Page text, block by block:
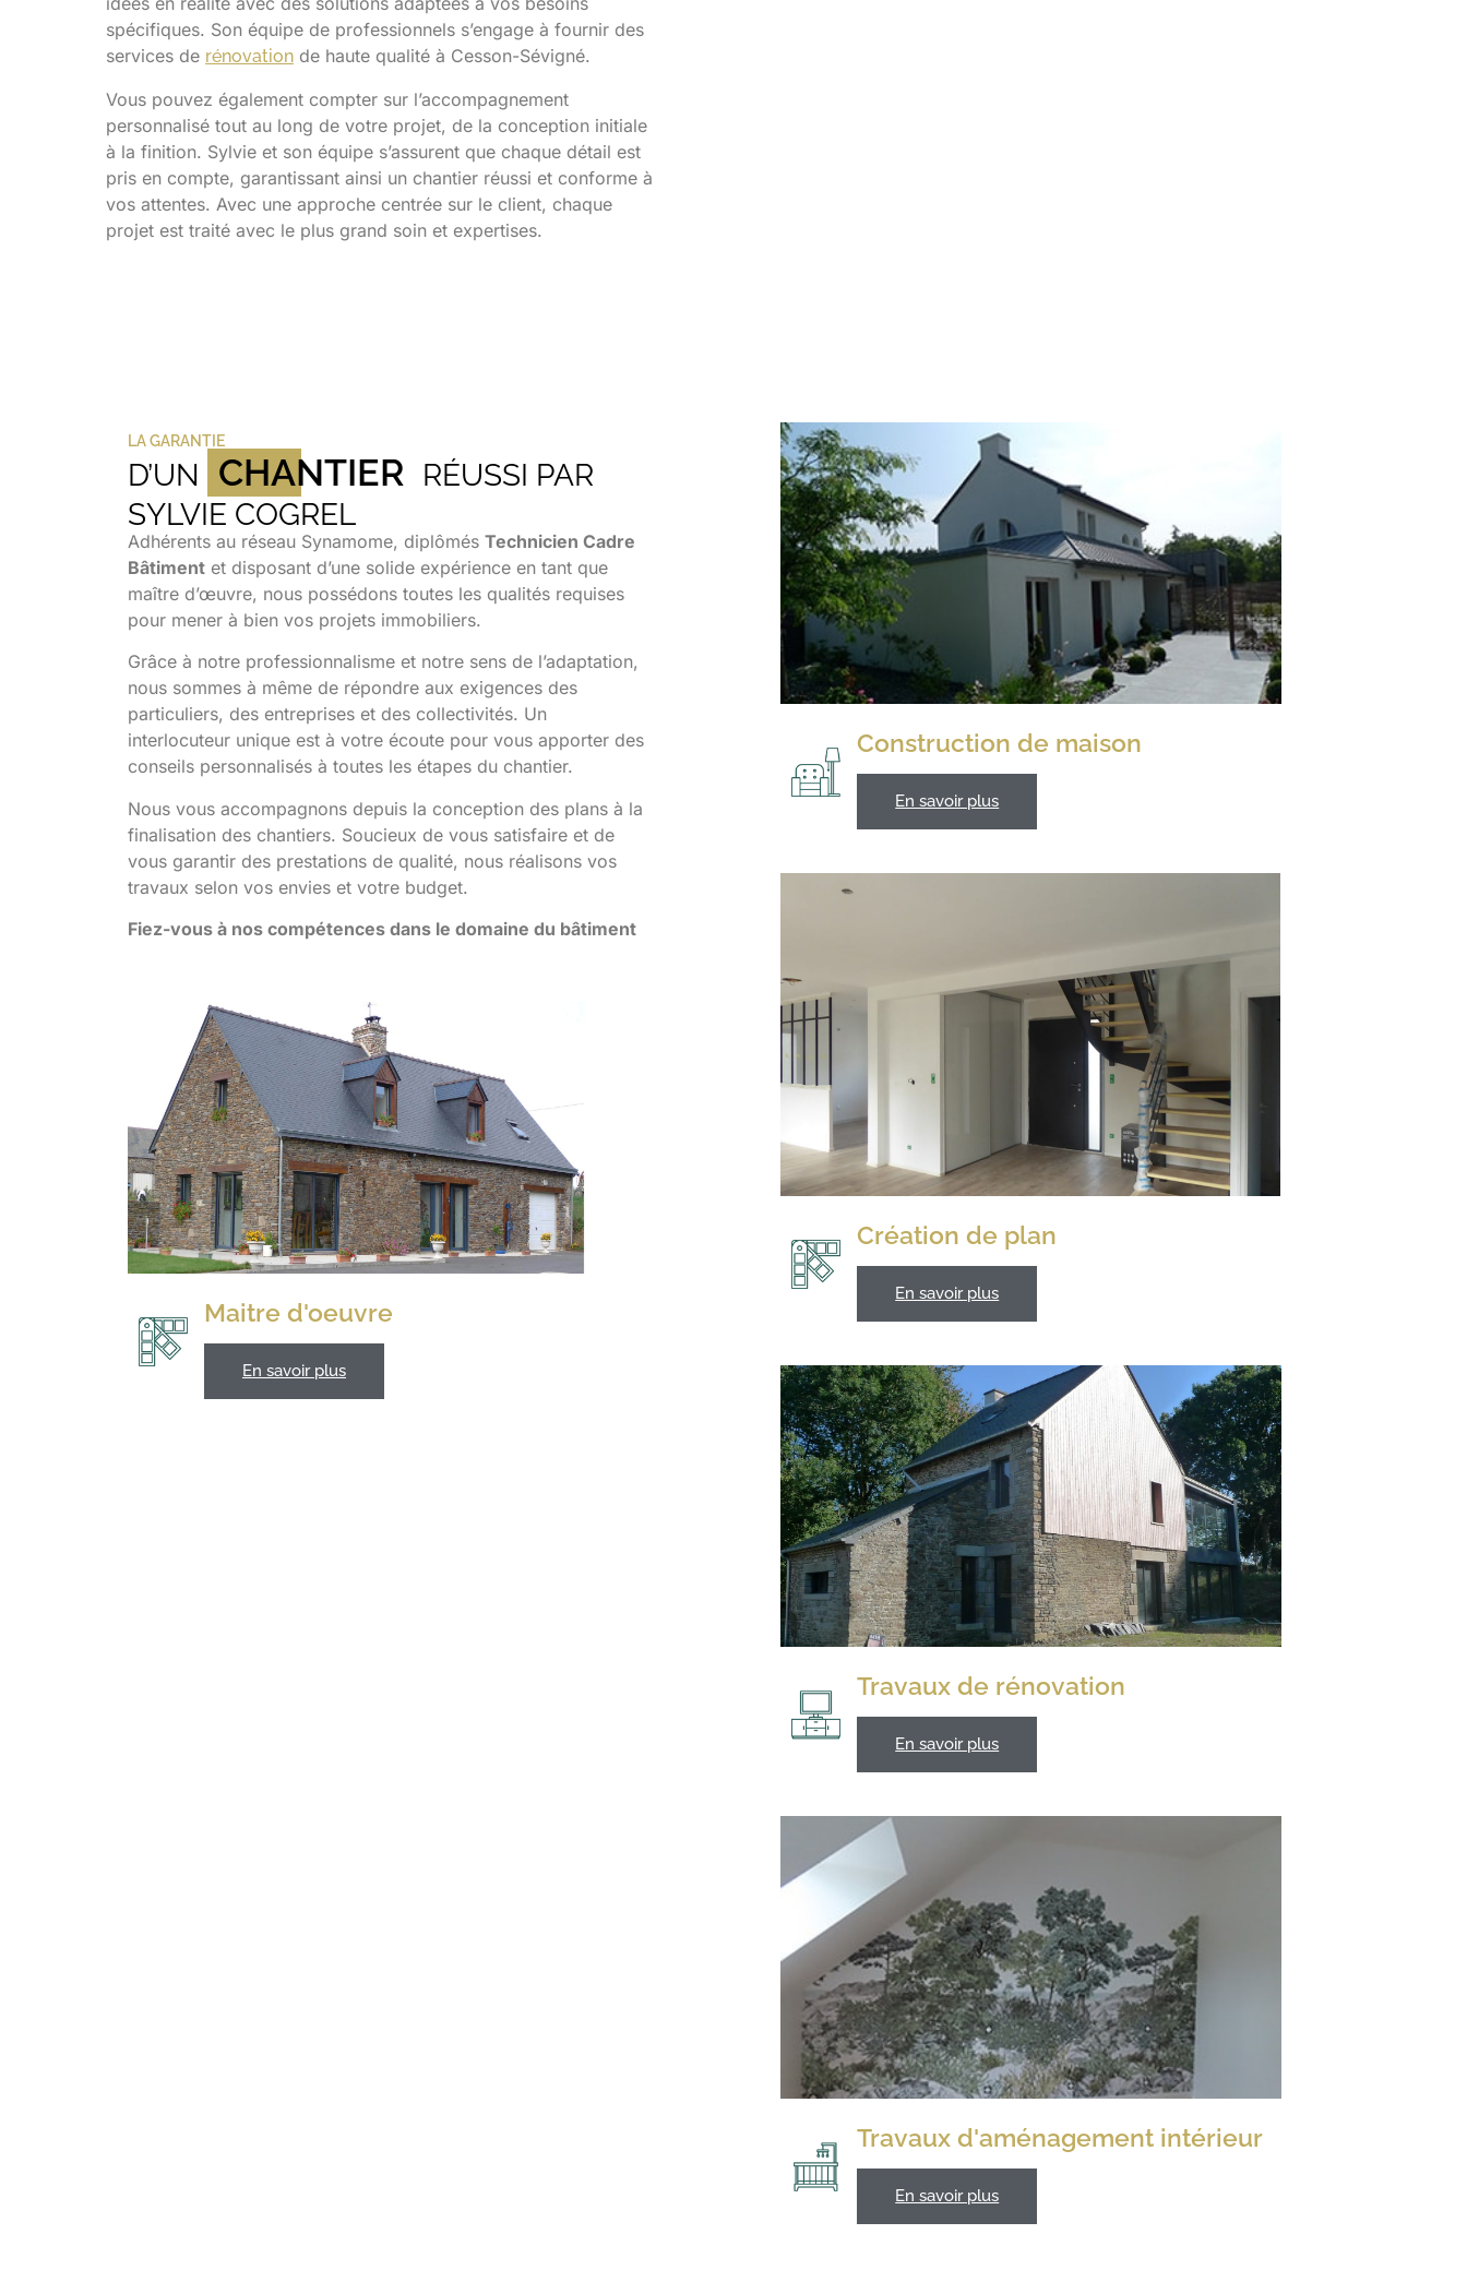
spécifiques. Son équipe de professionnels s’engage à fournir des
services de rénovation de haute qualité à Cesson-Sévigné.
Vous pouvez également compter sur l’accompagnement
personnalisé tout au long de votre projet, de la conception initiale
à la finition. Sylvie et son équipe s’assurent que chaque détail est
pris en compte, garantissant ainsi un chantier réussi et conforme à
vos attentes. Avec une approche centrée sur le client, chaque
projet est traité avec le plus grand soin et expertises.
LA GARANTIE
D’UN CHANTIER
RÉUSSI PAR
SYLVIE COGREL
Adhérents au réseau Synamome, diplômés Technicien Cadre
Bâtiment et disposant d’une solide expérience en tant que
maître d’œuvre, nous possédons toutes les qualités requises
pour mener à bien vos projets immobiliers.
Grâce à notre professionnalisme et notre sens de l’adaptation,
nous sommes à même de répondre aux exigences des
particuliers, des entreprises et des collectivités. Un
interlocuteur unique est à votre écoute pour vous apporter des
conseils personnalisés à toutes les étapes du chantier.
Nous vous accompagnons depuis la conception des plans à la
finalisation des chantiers. Soucieux de vous satisfaire et de
vous garantir des prestations de qualité, nous réalisons vos
travaux selon vos envies et votre budget.
Fiez-vous à nos compétences dans le domaine du bâtiment
Maitre d'oeuvre
En savoir plus
Construction de maison
En savoir plus
Création de plan
En savoir plus
Travaux de rénovation
En savoir plus
Travaux d'aménagement intérieur
En savoir plus